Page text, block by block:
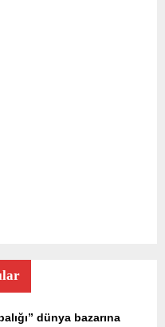
dünya bazarına